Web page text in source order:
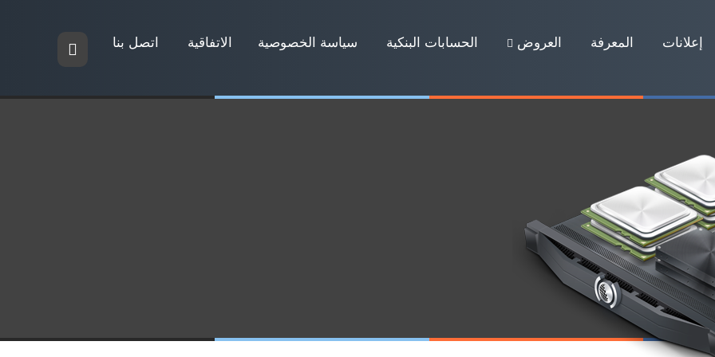
إعلانات المعرفة العروض الحسابات البنكية سياسة الخصوصية الاتفاقية اتصل بنا